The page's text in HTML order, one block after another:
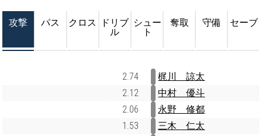
攻撃 パス クロス
ドリブ
ル
シュー
ト
奪取 守備 セーブ
2.74
梶川 諒太
2.12
中村 優斗
2.06
永野 修都
1.53
三木 仁太